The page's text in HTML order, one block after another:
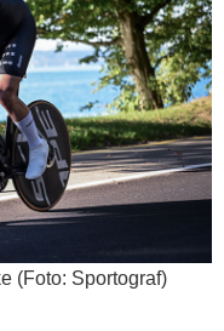
(Foto: Sportograf)